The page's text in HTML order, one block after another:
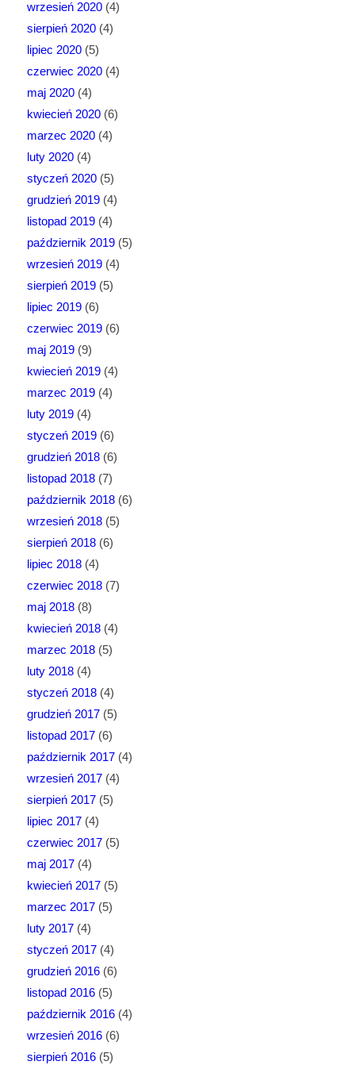
wrzesień 2020(4)
sierpień 2020(4)
lipiec 2020(5)
czerwiec 2020(4)
maj 2020(4)
kwiecień 2020(6)
marzec 2020(4)
luty 2020(4)
styczeń 2020(5)
grudzień 2019(4)
listopad 2019(4)
październik 2019(5)
wrzesień 2019(4)
sierpień 2019(5)
lipiec 2019(6)
czerwiec 2019(6)
maj 2019(9)
kwiecień 2019(4)
marzec 2019(4)
luty 2019(4)
styczeń 2019(6)
grudzień 2018(6)
listopad 2018(7)
październik 2018(6)
wrzesień 2018(5)
sierpień 2018(6)
lipiec 2018(4)
czerwiec 2018(7)
maj 2018(8)
kwiecień 2018(4)
marzec 2018(5)
luty 2018(4)
styczeń 2018(4)
grudzień 2017(5)
listopad 2017(6)
październik 2017(4)
wrzesień 2017(4)
sierpień 2017(5)
lipiec 2017(4)
czerwiec 2017(5)
maj 2017(4)
kwiecień 2017(5)
marzec 2017(5)
luty 2017(4)
styczeń 2017(4)
grudzień 2016(6)
listopad 2016(5)
październik 2016(4)
wrzesień 2016(6)
sierpień 2016(5)